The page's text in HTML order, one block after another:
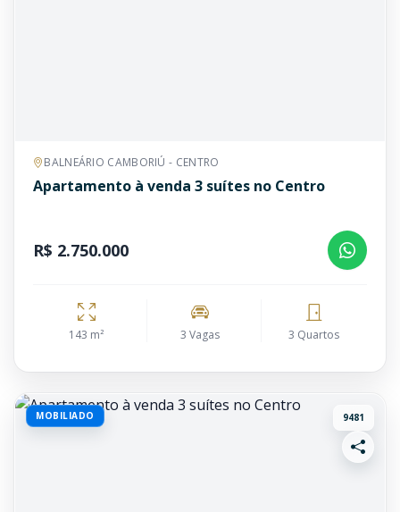
BALNEÁRIO CAMBORIÚ - CENTRO
Apartamento à venda 3 suítes no Centro
R$ 2.750.000
143 m² 3 Vagas 3 Quartos
MOBILIADO 9481